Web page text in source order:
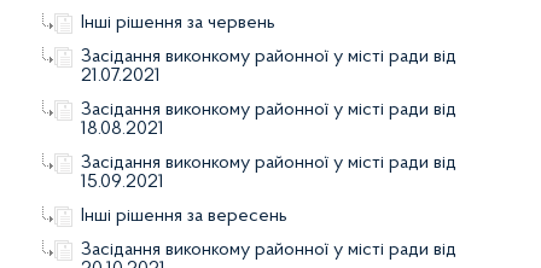
Інші рішення за червень
Засідання виконкому районної у місті ради від
21.07.2021
Засідання виконкому районної у місті ради від
18.08.2021
Засідання виконкому районної у місті ради від
15.09.2021
Інші рішення за вересень
Засідання виконкому районної у місті ради від